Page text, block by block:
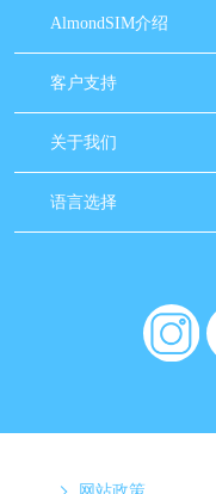
AlmondSIM介绍
客户支持
关于我们
语言选择